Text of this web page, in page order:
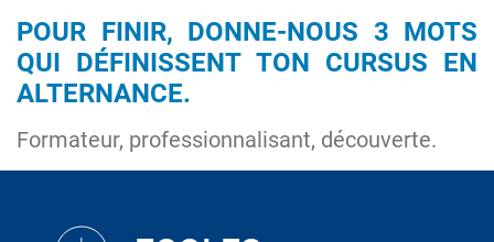
POUR FINIR, DONNE-NOUS 3 MOTS
QUI DÉFINISSENT TON CURSUS EN
ALTERNANCE.
Formateur, professionnalisant, découverte.